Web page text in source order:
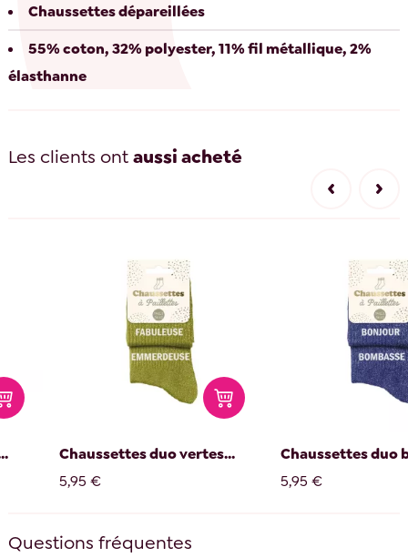
Chaussettes dépareillées
55% coton, 32% polyester, 11% fil métallique, 2%
élasthanne
Les clients ontaussi acheté
Chaussettes duo vertes...
5,95 €
Chaussettes duo
5,95 €
Questions fréquentes